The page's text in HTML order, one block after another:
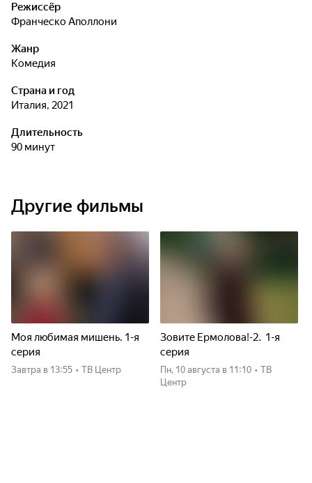
Режиссёр
Франческо Аполлони
Жанр
комедия
Страна и год
Италия, 2021
Длительность
90 минут
Другие фильмы
Моя любимая мишень. 1-я
серия
Завтра в 13:55 • ТВ Центр
Зовите Ермолова!-2. 1-я
серия
пн, 10 августа в 11:10 • ТВ
Центр